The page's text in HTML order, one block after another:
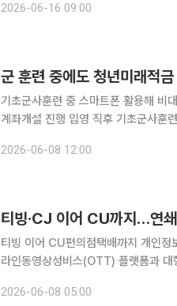
과 중앙회 권한 분산으로 옮겨가고
2026-06-16 09:00
군 훈련 중에도 청년미래적
기초군사훈련 중 스마트폰 활용해 비
계좌개설 진행 입영 직후 기초군사훈련 중인 청년들도 훈련소에서 청년미래적금에 가입할 수 있게
원한다. 금융위원회와 국방부는
2026-06-08 12:00
티빙·CJ 이어 CU까지…연쇄
티빙 이어 CU편의점택배까지 개인정보
라인동영상성비스(OTT) 플랫폼과
용자 개인정보가 대규모로 유출되는 ‘
2026-06-08 05:00